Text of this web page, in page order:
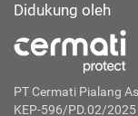
Didukung oleh
PT Cermati Pialang
KEP-596/PD.02/2025